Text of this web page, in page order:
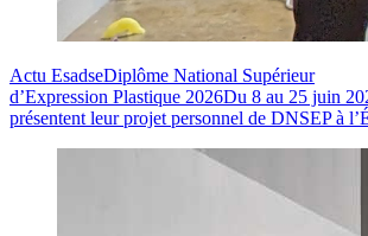
Actu EsadseDiplôme National Supérieur
d’Expression Plastique 2026Du 8 au 25 juin
présentent leur projet personnel de DNSEP à